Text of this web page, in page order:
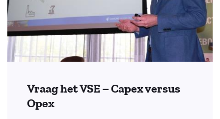
Vraag het VSE – Capex versus
Opex